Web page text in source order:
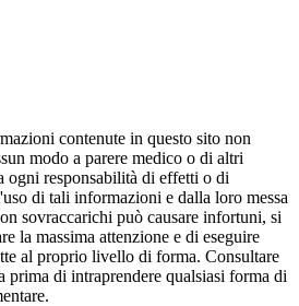
contenute in questo sito non
modo a parere medico o di altri
ogni responsabilità di effetti o di
di tali informazioni e dalla loro messa
sovraccarichi può causare infortuni, si
la massima attenzione e di eseguire
al proprio livello di forma. Consultare
di intraprendere qualsiasi forma di